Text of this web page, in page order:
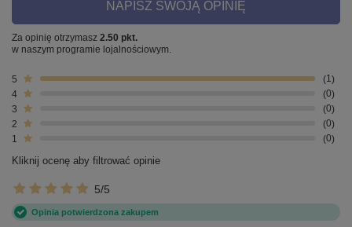
NAPISZ SWOJĄ OPINIĘ
Za opinię otrzymasz 2.50 pkt.
w naszym programie lojalnościowym.
5
1
4
0
3
0
2
0
1
0
Kliknij ocenę aby filtrować opinie
5/5
Opinia potwierdzona zakupem